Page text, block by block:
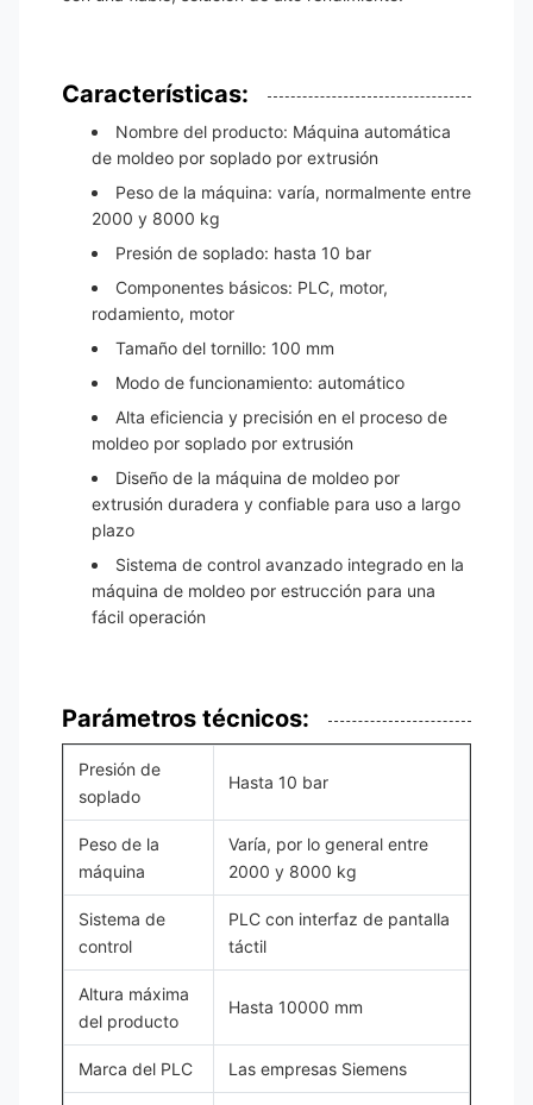
Características:
Nombre del producto: Máquina automática
de moldeo por soplado por extrusión
Peso de la máquina: varía, normalmente entre
2000 y 8000 kg
Presión de soplado: hasta 10 bar
Componentes básicos: PLC, motor,
rodamiento, motor
Tamaño del tornillo: 100 mm
Modo de funcionamiento: automático
Alta eficiencia y precisión en el proceso de
moldeo por soplado por extrusión
Diseño de la máquina de moldeo por
extrusión duradera y confiable para uso a largo
plazo
Sistema de control avanzado integrado en la
máquina de moldeo por estrucción para una
fácil operación
Parámetros técnicos:
Presión de
soplado
Hasta 10 bar
Peso de la
máquina
Varía, por lo general entre
2000 y 8000 kg
Sistema de
control
PLC con interfaz de pantalla
táctil
Altura máxima
del producto
Hasta 10000 mm
Marca del PLC Las empresas Siemens